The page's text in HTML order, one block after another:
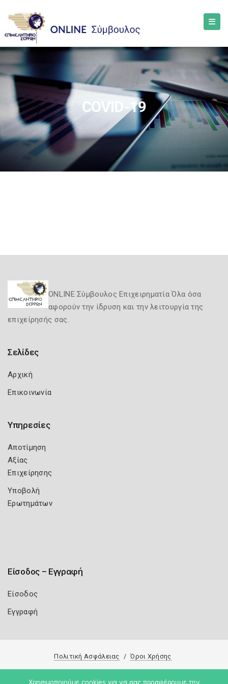
COVID-19
ONLINE Σύμβουλος Επιχειρηματία Όλα όσα
αφορούν την ίδρυση και την λειτουργία της
επιχείρησής σας.
Σελίδες
Αρχική
Επικοινωνία
Υπηρεσίες
Αποτίμηση
Αξίας
Επιχείρησης
Υποβολή
Ερωτημάτων
Είσοδος – Εγγραφή
Είσοδος
Εγγραφή
Πολιτική Ασφάλειας Όροι Χρήσης
Copyright 2026 Knowledge A.E.
Χρησιμοποιούμε cookies για να σας προσφέρουμε την